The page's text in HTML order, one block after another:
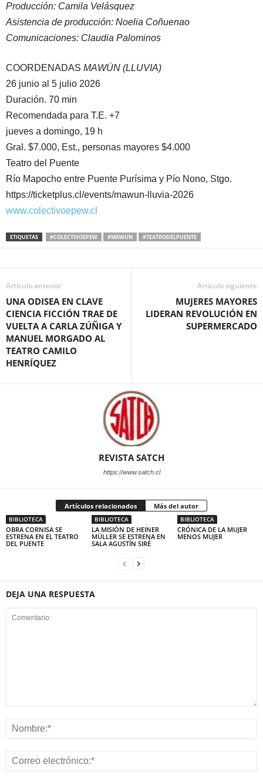
Producción: Camila Velásquez
Asistencia de producción: Noelia Coñuenao
Comunicaciones: Claudia Palominos
COORDENADAS MAWÜN (LLUVIA)
26 junio al 5 julio 2026
Duración. 70 min
Recomendada para T.E. +7
jueves a domingo, 19 h
Gral. $7.000, Est., personas mayores $4.000
Teatro del Puente
Río Mapocho entre Puente Purísima y Pío Nono, Stgo.
https://ticketplus.cl/events/mawun-lluvia-2026
www.colectivoepew.cl
ETIQUETAS #COLECTIVOEPEW #MAWUN #TEATRODELPUENTE
Artículo anterior
UNA ODISEA EN CLAVE
CIENCIA FICCIÓN TRAE DE
VUELTA A CARLA ZÚÑIGA Y
MANUEL MORGADO AL
TEATRO CAMILO
HENRÍQUEZ
Artículo siguiente
MUJERES MAYORES
LIDERAN REVOLUCIÓN EN
SUPERMERCADO
REVISTA SATCH
https://www.satch.cl
Artículos relacionados Más del autor
BIBLIOTECA
OBRA CORNISA SE
ESTRENA EN EL TEATRO
DEL PUENTE
BIBLIOTECA
LA MISIÓN DE HEINER
MÜLLER SE ESTRENA EN
SALA AGUSTÍN SIRÉ
BIBLIOTECA
CRÓNICA DE LA MUJER
MENOS MUJER
DEJA UNA RESPUESTA